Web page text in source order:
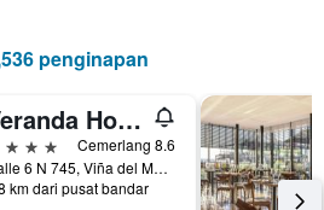
penginapan
Veranda Hotel
Cemerlang 8.6
Calle 6 N 745, Viña del Mar, Chile
km dari pusat bandar